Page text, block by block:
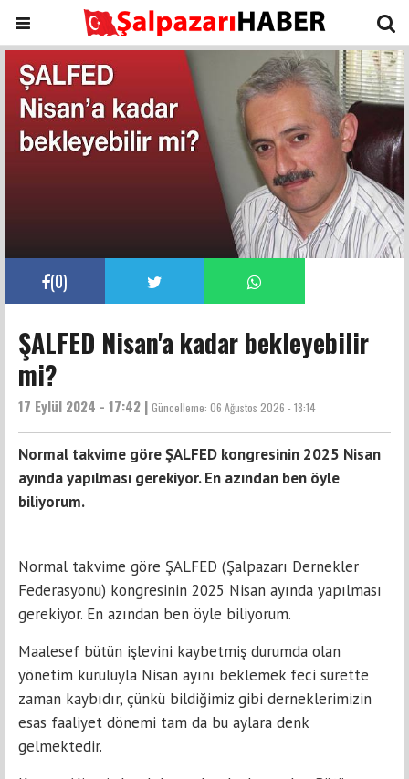
(0)
ŞALFED Nisan'a kadar bekleyebilir
mi?
17 Eylül 2024 - 17:42 | Güncelleme: 06 Ağustos 2026 - 18:14
Normal takvime göre ŞALFED kongresinin 2025 Nisan
ayında yapılması gerekiyor. En azından ben öyle
biliyorum.
Normal takvime göre ŞALFED (Şalpazarı Dernekler
Federasyonu) kongresinin 2025 Nisan ayında yapılması
gerekiyor. En azından ben öyle biliyorum.
Maalesef bütün işlevini kaybetmiş durumda olan
yönetim kuruluyla Nisan ayını beklemek feci surette
zaman kaybıdır, çünkü bildiğimiz gibi derneklerimizin
esas faaliyet dönemi tam da bu aylara denk
gelmektedir.